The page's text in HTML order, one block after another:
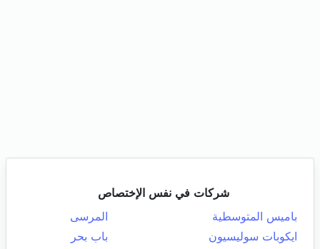
شركات في نفس الإختصاص
باميس المتوسطية
المرسى
ايكوبات سوليسيون
باب بحر